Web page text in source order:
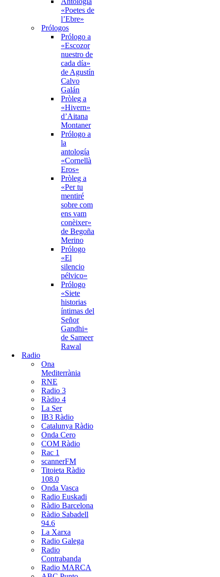
«Poetes de
l’Ebre»
Prólogos
Prólogo a
«Escozor
nuestro de
cada día»
de Agustín
Calvo
Galán
Pròleg a
«Hivern»
d’Aitana
Montaner
Prólogo a
la
antología
«Cornellà
Eros»
Pròleg a
«Per tu
mentiré
sobre com
ens vam
conèixer»
de Begoña
Merino
Prólogo
«El
silencio
pélvico»
Prólogo
«Siete
historias
íntimas del
Señor
Gandhi»
de Sameer
Rawal
Radio
Ona
Mediterrània
RNE
Radio 3
Ràdio 4
La Ser
IB3 Ràdio
Catalunya Ràdio
Onda Cero
COM Ràdio
Rac 1
scannerFM
Titoieta Ràdio
108.0
Onda Vasca
Radio Euskadi
Ràdio Barcelona
Ràdio Sabadell
94.6
La Xarxa
Radio Galega
Radio
Contrabanda
Radio MARCA